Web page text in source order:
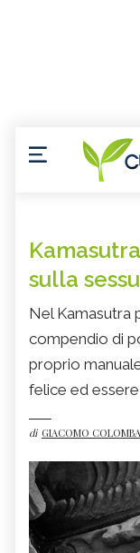
sulla
Nel Kamasutra
compendio di
proprio
felice ed
di GIACOMO COLOMBA